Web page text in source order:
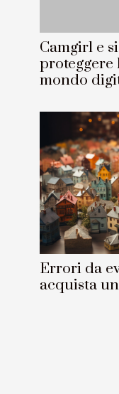
Camgirl e
mondo
Errori da
acquista